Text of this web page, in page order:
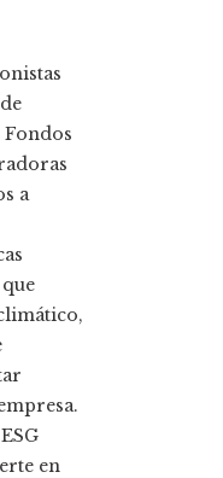
Fondos
a
en